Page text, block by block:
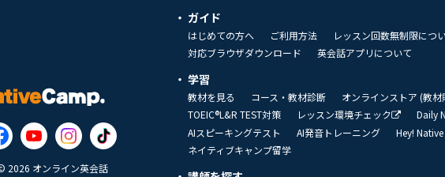
2026 オンライン英会話
ガイド
はじめての方へ ご利用方法 レッスン回数無制限につ
対応ブラウザダウンロード
英会話アプリについて
学習
教材を見る コース・教材診断 オンラインストア (教材
TOEIC®L&R TEST対策
レッスン環境チェック Daily
AIスピーキングテスト
AI発音トレーニング Hey!
ネイティブキャンプ留学